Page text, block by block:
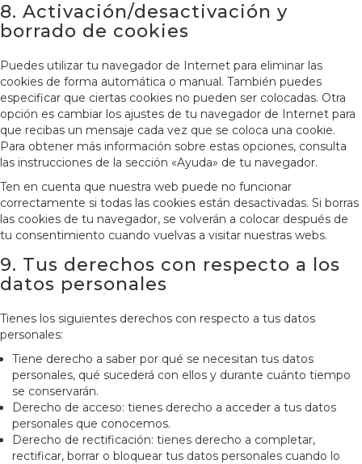
8. Activación/desactivación y
borrado de cookies
Puedes utilizar tu navegador de Internet para eliminar las
cookies de forma automática o manual. También puedes
especificar que ciertas cookies no pueden ser colocadas. Otra
opción es cambiar los ajustes de tu navegador de Internet para
que recibas un mensaje cada vez que se coloca una cookie.
Para obtener más información sobre estas opciones, consulta
las instrucciones de la sección «Ayuda» de tu navegador.
Ten en cuenta que nuestra web puede no funcionar
correctamente si todas las cookies están desactivadas. Si borras
las cookies de tu navegador, se volverán a colocar después de
tu consentimiento cuando vuelvas a visitar nuestras webs.
9. Tus derechos con respecto a los
datos personales
Tienes los siguientes derechos con respecto a tus datos
personales:
Tiene derecho a saber por qué se necesitan tus datos
personales, qué sucederá con ellos y durante cuánto tiempo
se conservarán.
Derecho de acceso: tienes derecho a acceder a tus datos
personales que conocemos.
Derecho de rectificación: tienes derecho a completar,
rectificar, borrar o bloquear tus datos personales cuando lo